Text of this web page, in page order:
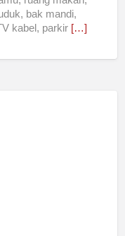
bak mandi,
kabel, parkir […]